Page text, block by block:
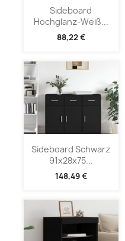
Sideboard
Hochglanz-Weiß...
88,22 €
Sideboard Schwarz
91x28x75...
148,49 €